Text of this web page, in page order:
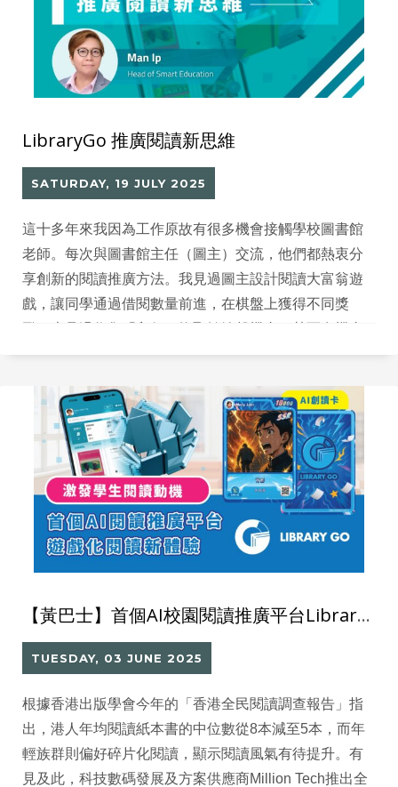
LibraryGo 推廣閱讀新思維
SATURDAY, 19 JULY 2025
這十多年來我因為工作原故有很多機會接觸學校圖書館
老師。每次與圖書館主任（圖主）交流，他們都熱衷分
享創新的閱讀推廣方法。我見過圖主設計閱讀大富翁遊
戲，讓同學通過借閱數量前進，在棋盤上獲得不同獎
贏得JACKPOT大獎。這些創意十足的推廣方式，讓我思
【黃巴士】首個AI校園閱讀推廣平台Library GO 把閱讀遊戲化激發學生興趣
TUESDAY, 03 JUNE 2025
根據香港出版學會今年的「香港全民閱讀調查報告」指
出，港人年均閱讀紙本書的中位數從8本減至5本，而年
輕族群則偏好碎片化閱讀，顯示閱讀風氣有待提升。有
見及此，科技數碼發展及方案供應商Million Tech推出全